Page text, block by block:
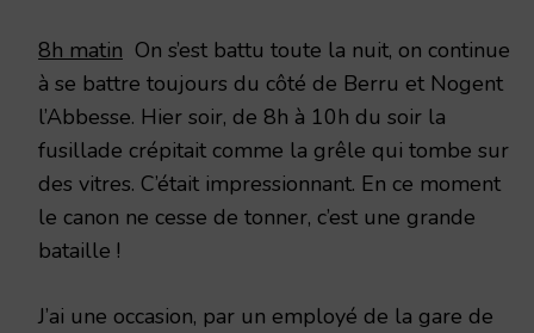
8h matin On s’est battu toute la nuit, on continue
à se battre toujours du côté de Berru et Nogent
l’Abbesse. Hier soir, de 8h à 10h du soir la
fusillade crépitait comme la grêle qui tombe sur
des vitres. C’était impressionnant. En ce moment
le canon ne cesse de tonner, c’est une grande
bataille !
J’ai une occasion, par un employé de la gare de